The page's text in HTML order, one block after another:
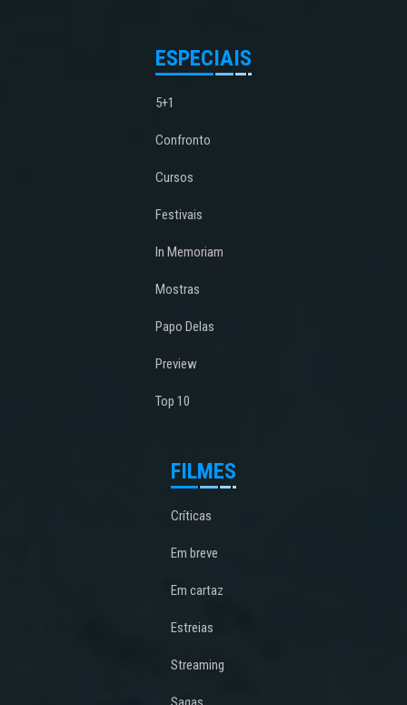
ESPECIAIS
5+1
Confronto
Cursos
Festivais
In Memoriam
Mostras
Papo Delas
Preview
Top 10
FILMES
Críticas
Em breve
Em cartaz
Estreias
Streaming